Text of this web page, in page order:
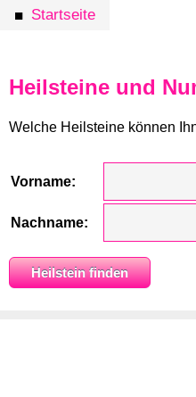
■ Startseite
Heilsteine und
Welche Heilsteine können
Vorname:
Nachname: